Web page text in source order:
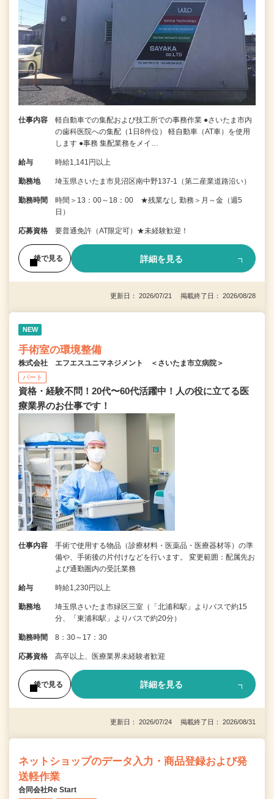
仕事内容
軽自動車での集配および技工所での事務作業 ●さいたま市内
の歯科医院への集配（1日8件位） 軽自動車（AT車）を使用
します ●事務 集配業務をメイ…
給与 時給1,141円以上
勤務地 埼玉県さいたま市見沼区南中野137-1（第二産業道路沿い）
勤務時間
時間＞13：00～18：00 ★残業なし 勤務＞月～金（週5
日）
応募資格 要普通免許（AT限定可）★未経験歓迎！
後で見る 詳細を見る
更新日： 2026/07/21 掲載終了日： 2026/08/28
NEW
手術室の環境整備
株式会社 エフエスユニマネジメント ＜さいたま市立病院＞
パート
資格・経験不問！20代〜60代活躍中！人の役に立てる医
療業界のお仕事です！
仕事内容
手術で使用する物品（診療材料・医薬品・医療器材等）の準
備や、手術後の片付けなどを行います。 変更範囲：配属先お
よび通勤圏内の受託業務
給与 時給1,230円以上
勤務地
埼玉県さいたま市緑区三室（「北浦和駅」よりバスで約15
分、「東浦和駅」よりバスで約20分）
勤務時間 8：30～17：30
応募資格 高卒以上、医療業界未経験者歓迎
後で見る 詳細を見る
更新日： 2026/07/24 掲載終了日： 2026/08/31
ネットショップのデータ入力・商品登録および発
送軽作業
合同会社Re Start